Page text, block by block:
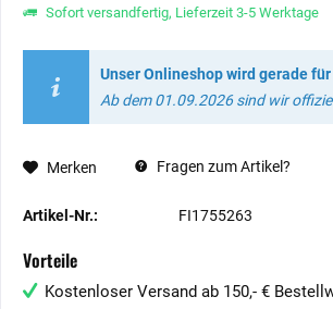
Sofort versandfertig, Lieferzeit 3-5 Werktage
Unser Onlineshop wird gerade
Ab dem 01.09.2026 sind wir
Merken Fragen zum Artikel?
Artikel-Nr.: FI1755263
Vorteile
Kostenloser Versand ab 150,- €